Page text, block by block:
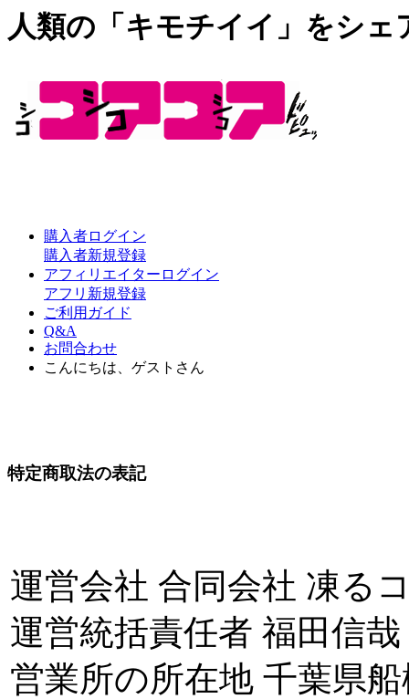
人類の「キモチイイ」をシェ
購入者ログイン
購入者新規登録
アフィリエイターログイン
アフリ新規登録
ご利用ガイド
Q&A
お問合わせ
こんにちは、ゲストさん
特定商取法の表記
運営会社 合同会社 凍る
運営統括責任者 福田信哉
営業所の所在地 千葉県